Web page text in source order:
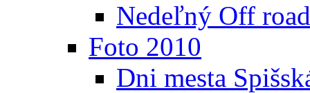
Nedeľný Off
Foto 2010
Dni mesta